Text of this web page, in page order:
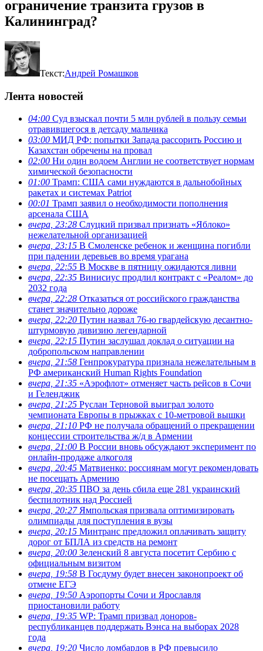
ограничение транзита грузов в
Калининград?
Текст:Андрей Ромашков
Лента новостей
04:00 Суд взыскал почти 5 млн рублей в пользу семьи
отравившегося в детсаду мальчика
03:00 МИД РФ: попытки Запада рассорить Россию и
Казахстан обречены на провал
02:00 Ни один водоем Англии не соответствует нормам
химической безопасности
01:00 Трамп: США сами нуждаются в дальнобойных
ракетах и системах Patriot
00:01 Трамп заявил о необходимости пополнения
арсенала США
вчера, 23:28 Слуцкий призвал признать «Яблоко»
нежелательной организацией
вчера, 23:15 В Смоленске ребенок и женщина погибли
при падении деревьев во время урагана
вчера, 22:55 В Москве в пятницу ожидаются ливни
вчера, 22:35 Винисиус продлил контракт с «Реалом» до
2032 года
вчера, 22:28 Отказаться от российского гражданства
станет значительно дороже
вчера, 22:20 Путин назвал 76-ю гвардейскую десантно-
штурмовую дивизию легендарной
вчера, 22:15 Путин заслушал доклад о ситуации на
добропольском направлении
вчера, 21:58 Генпрокуратура признала нежелательным в
РФ американский Human Rights Foundation
вчера, 21:35 «Аэрофлот» отменяет часть рейсов в Сочи
и Геленджик
вчера, 21:25 Руслан Терновой выиграл золото
чемпионата Европы в прыжках с 10-метровой вышки
вчера, 21:10 РФ не получала обращений о прекращении
концессии строительства ж/д в Армении
вчера, 21:00 В России вновь обсуждают эксперимент по
онлайн-продаже алкоголя
вчера, 20:45 Матвиенко: россиянам могут рекомендовать
не посещать Армению
вчера, 20:35 ПВО за день сбила еще 281 украинский
беспилотник над Россией
вчера, 20:27Ямпольская призвала оптимизировать
олимпиады для поступления в вузы
вчера, 20:15 Минтранс предложил оплачивать защиту
дорог от БПЛА из средств на ремонт
вчера, 20:00 Зеленский 8 августа посетит Сербию с
официальным визитом
вчера, 19:58 В Госдуму будет внесен законопроект об
отмене ЕГЭ
вчера, 19:50 Аэропорты Сочи и Ярославля
приостановили работу
вчера, 19:35 WP: Трамп призвал доноров-
республиканцев поддержать Вэнса на выборах 2028
года
вчера, 19:20 Число ломбардов в РФ превысило